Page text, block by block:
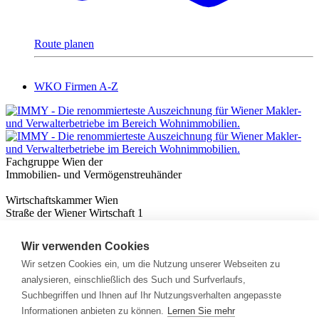
Route planen
WKO Firmen A-Z
Fachgruppe Wien der
Immobilien- und Vermögenstreuhänder
Wirtschaftskammer Wien
Straße der Wiener Wirtschaft 1
Nützliches
Immobilienwissen
Formulare & Rechner
Expert:innen
Info
Wir verwenden Cookies
Wir setzen Cookies ein, um die Nutzung unserer Webseiten zu
analysieren, einschließlich des Such und Surfverlaufs,
Suchbegriffen und Ihnen auf Ihr Nutzungsverhalten angepasste
Informationen anbieten zu können. Lernen Sie mehr